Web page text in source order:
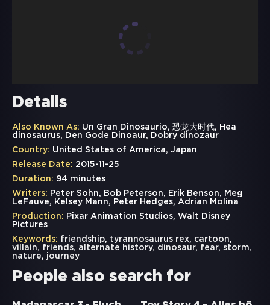
Details
Also Known As: Un Gran Dinosaurio, 恐龙大时代, Hea
dinosaurus, Den Gode Dinoaur, Dobry dinozaur
Country: United States of America, Japan
Release Date: 2015-11-25
Duration: 94 minutes
Writers: Peter Sohn, Bob Peterson, Erik Benson, Meg
LeFauve, Kelsey Mann, Peter Hedges, Adrian Molina
Production: Pixar Animation Studios, Walt Disney
Pictures
Keywords: friendship, tyrannosaurus rex, cartoon,
villain, friends, alternate history, dinosaur, fear, storm,
nature, journey
People also search for